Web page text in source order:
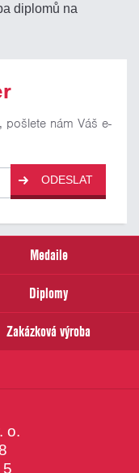
diplomů na
pošlete nám Váš e-
ODESLAT
Medaile
Diplomy
Zakázková výroba
o.